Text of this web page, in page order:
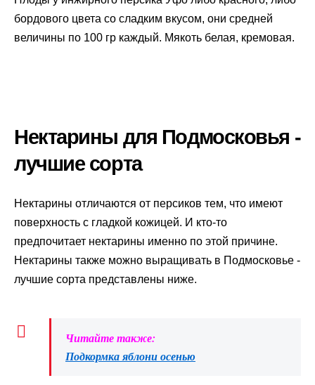
бордового цвета со сладким вкусом, они средней
величины по 100 гр каждый. Мякоть белая, кремовая.
Нектарины для Подмосковья -
лучшие сорта
Нектарины отличаются от персиков тем, что имеют
поверхность с гладкой кожицей. И кто-то
предпочитает нектарины именно по этой причине.
Нектарины также можно выращивать в Подмосковье -
лучшие сорта представлены ниже.
Читайте также:
Подкормка яблони осенью